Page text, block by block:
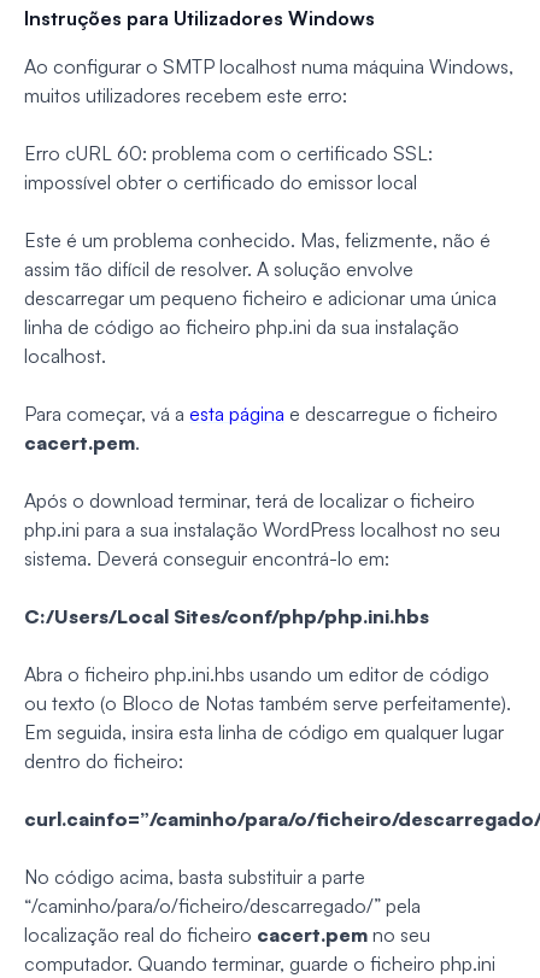
Instruções para Utilizadores Windows
Ao configurar o SMTP localhost numa máquina Windows,
muitos utilizadores recebem este erro:
Erro cURL 60: problema com o certificado SSL:
impossível obter o certificado do emissor local
Este é um problema conhecido. Mas, felizmente, não é
assim tão difícil de resolver. A solução envolve
descarregar um pequeno ficheiro e adicionar uma única
linha de código ao ficheiro php.ini da sua instalação
localhost.
Para começar, vá a esta página e descarregue o ficheiro
cacert.pem.
Após o download terminar, terá de localizar o ficheiro
php.ini para a sua instalação WordPress localhost no seu
sistema. Deverá conseguir encontrá-lo em:
C:/Users/Local Sites/conf/php/php.ini.hbs
Abra o ficheiro php.ini.hbs usando um editor de código
ou texto (o Bloco de Notas também serve perfeitamente).
Em seguida, insira esta linha de código em qualquer lugar
dentro do ficheiro:
curl.cainfo=”/caminho/para/o/ficheiro/
No código acima, basta substituir a parte
“/caminho/para/o/ficheiro/descarregado/” pela
localização real do ficheiro cacert.pem no seu
computador. Quando terminar, guarde o ficheiro php.ini